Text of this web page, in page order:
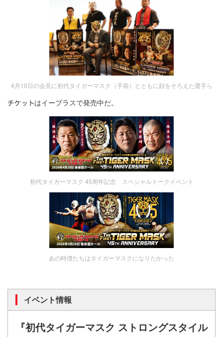
4月10日の会見に初代タイガーマスク（手前）とともに顔をそろえた選手ら
はイープラスで発売中だ。
初代タイガーマスク 45周年記念 スペシャルトークイベント
あの時僕たちはタイガーマスクになりたかった
イベント情報
『初代タイガーマスク ストロングスタイル